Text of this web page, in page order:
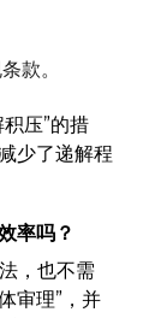
款。
压”的措
少了递解程
率吗？
，也不需
审理”，并